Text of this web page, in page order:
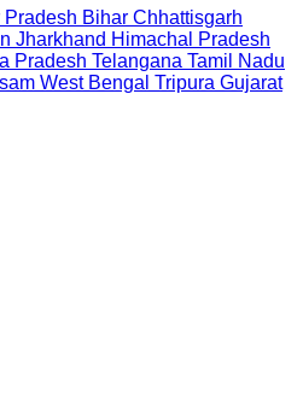
Pradesh Bihar Chhattisgarh
Jharkhand Himachal Pradesh
Pradesh Telangana Tamil Nadu
West Bengal Tripura Gujarat